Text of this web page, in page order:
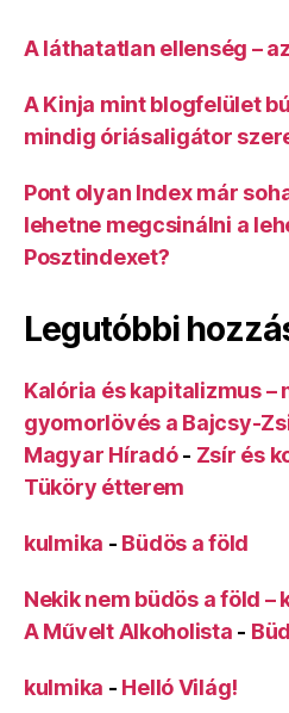
A láthatatlan ellenség –
A Kinja mint blogfelület
mindig óriásaligátor
Pont olyan Index már
lehetne megcsinálni a
Posztindexet?
Legutóbbi
Kalória és kapitalizmus
gyomorlövés a Bajcsy-
Magyar Híradó- Zsír és
Tüköry étterem
kulmika - Büdös a föld
Nekik nem büdös a föld
A Művelt Alkoholista -
kulmika - Helló Világ!